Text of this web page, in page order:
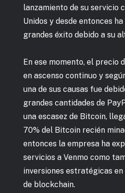
lanzamiento de su servicio
Unidos y desde entonces
grandes éxito debido a su
En ese momento, el precio
en ascenso continuo y
una de sus causas fue
grandes cantidades de
una escasez de Bitcoin,
70% del Bitcoin recién
entonces la empresa ha
servicios a Venmo como
inversiones estratégicas
de blockchain.